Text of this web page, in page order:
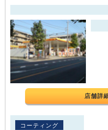
店舗詳
コーティング